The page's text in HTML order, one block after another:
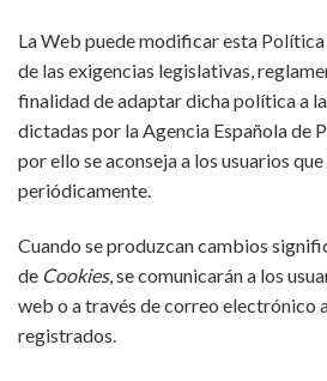
La Web puede modificar esta
de las exigencias legislativas,
finalidad de adaptar dicha política a
dictadas por la Agencia Española de
por ello se aconseja a los usuarios
periódicamente.
Cuando se produzcan cambios
de Cookies, se comunicarán a los
web o a través de correo electrónico
registrados.